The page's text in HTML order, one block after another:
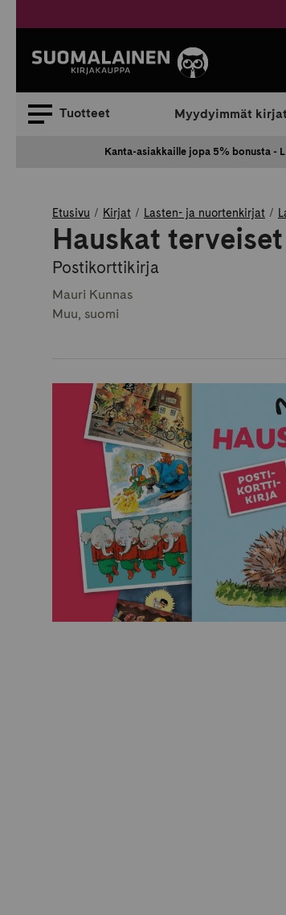
sisältöön
Tuotteet Myydyimmät kirjat
Kanta-asiakkaille jopa 5% bonusta -
Etusivu Kirjat Lasten- ja nuortenkirjat
Hauskat terveiset
Postikorttikirja
Mauri Kunnas
Muu, suomi